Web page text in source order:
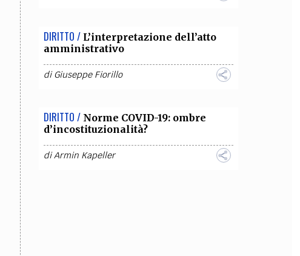
DIRITTO / L’interpretazione dell’atto
amministrativo
diGiuseppe Fiorillo
DIRITTO / Norme COVID-19: ombre
d’incostituzionalità?
diArmin Kapeller